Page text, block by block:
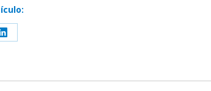
Share
LinkedIn